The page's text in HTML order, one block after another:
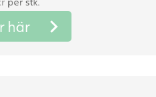
här